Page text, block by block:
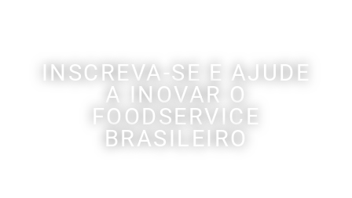
INSCREVA-SE E AJUDE
A INOVAR O
FOODSERVICE
BRASILEIRO